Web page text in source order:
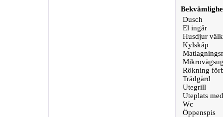
Dusch
El ingår
Husdjur
Kylskåp
Rökning
Trädgård
Utegrill
Uteplats
Wc
Öppenspis